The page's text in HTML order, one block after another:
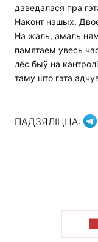
даведалася пра
Наконт нашых.
На жаль, амаль
памятаем увесь
лёс быў на
таму што гэта
ПАДЗЯЛІЦЦА: